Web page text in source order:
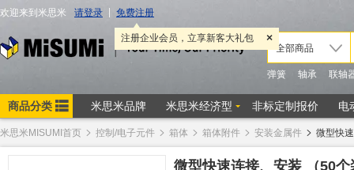
米思米MISUMI首页 控制/电子元件 箱体 箱体附件 安装金属件 微型快
微型快速连接、安装 （50